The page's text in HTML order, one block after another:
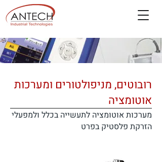
רובוטים, מניפולטורים ומערכות
אוטומציה
מערכות אוטומציה לתעשייה בכלל ולמפעלי
הזרקת פלסטיק בפרט